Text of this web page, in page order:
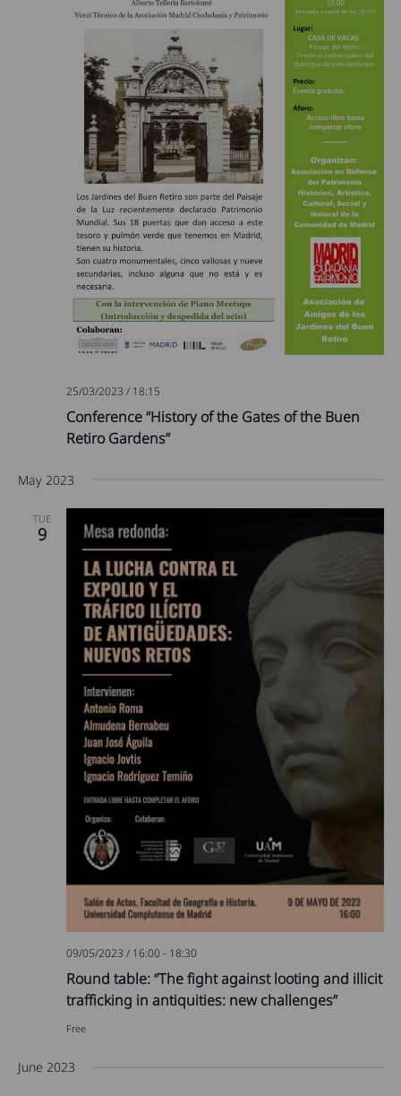
25/03/2023 / 18:15
Conference “History of the Gates of the Buen
Retiro Gardens”
May 2023
TUE
9
09/05/2023 / 16:00- 18:30
Round table: “The fight against looting and illicit
trafficking in antiquities: new challenges”
Free
June 2023